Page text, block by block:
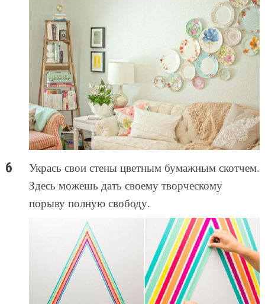
Укрась свои стены цветным бумажным скотчем.
Здесь можешь дать своему творческому
порыву полную свободу.